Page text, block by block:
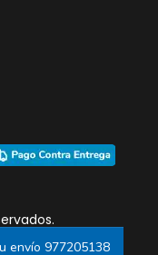
envío 977205138